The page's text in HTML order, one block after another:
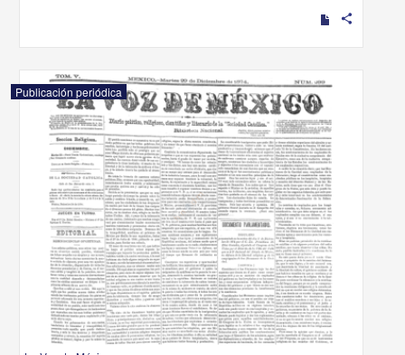
share
Publicación periódica